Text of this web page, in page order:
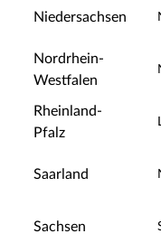
Niedersachsen
Nordrhein-
Westfalen
Rheinland-
Pfalz
Saarland
Sachsen